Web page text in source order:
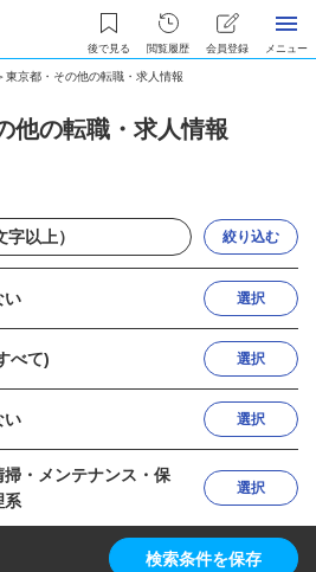
後で見る 閲覧履歴 会員登録 メニュー
東京都・その他の転職・求人情報
他の転職・求人情報
絞り込む
い 選択
べて) 選択
い 選択
掃・メンテナンス・保
系
選択
検索条件を保存